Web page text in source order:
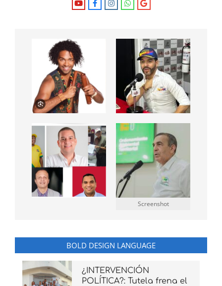
Screenshot
BOLD DESIGN LANGUAGE
¿INTERVENCIÓN
POLÍTICA?: Tutela frena el